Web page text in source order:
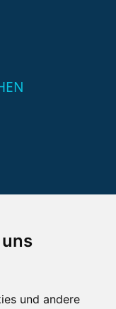
und andere
APP
Android - Ein